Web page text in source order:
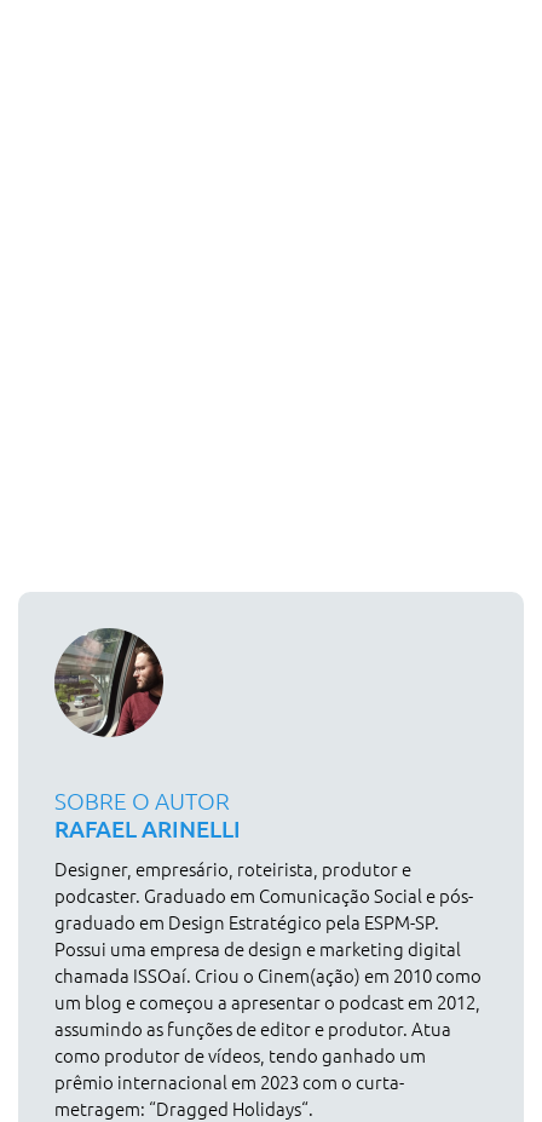
SOBRE O AUTOR
RAFAEL ARINELLI
Designer, empresário, roteirista, produtor e
podcaster. Graduado em Comunicação Social e pós-
graduado em Design Estratégico pela ESPM-SP.
Possui uma empresa de design e marketing digital
chamada ISSOaí. Criou o Cinem(ação) em 2010 como
um blog e começou a apresentar o podcast em 2012,
assumindo as funções de editor e produtor. Atua
como produtor de vídeos, tendo ganhado um
prêmio internacional em 2023 com o curta-
metragem: “Dragged Holidays“.